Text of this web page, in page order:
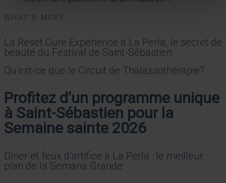
WHAT’S MORE
La Reset Cure Experience à La Perla, le secret de
beauté du Festival de Saint-Sébastien
Qu’est-ce que le Circuit de Thalassothérapie?
Profitez d’un programme unique
à Saint-Sébastien pour la
Semaine sainte 2026
Dîner et feux d’artifice à La Perla : le meilleur
plan de la Semana Grande